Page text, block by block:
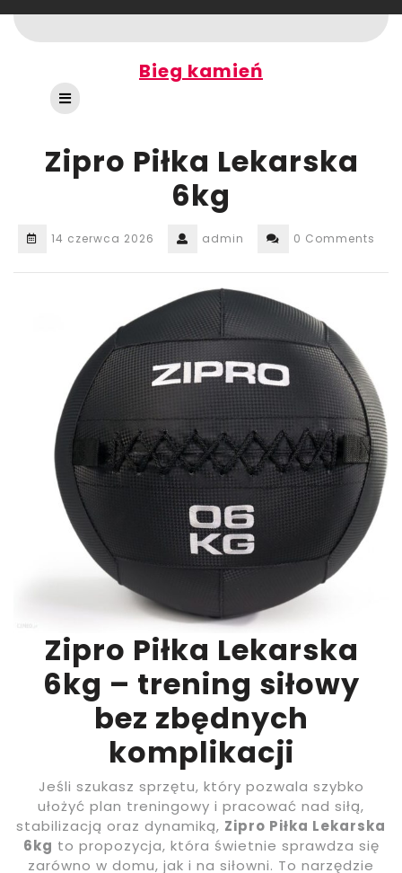
to
content
Bieg kamień
Open
Button
Zipro Piłka Lekarska
6kg
14 czerwca 2026 admin 0 Comments
Zipro Piłka Lekarska
6kg – trening siłowy
bez zbędnych
komplikacji
Jeśli szukasz sprzętu, który pozwala szybko
ułożyć plan treningowy i pracować nad siłą,
stabilizacją oraz dynamiką, Zipro Piłka Lekarska
6kg to propozycja, która świetnie sprawdza się
zarówno w domu, jak i na siłowni. To narzędzie